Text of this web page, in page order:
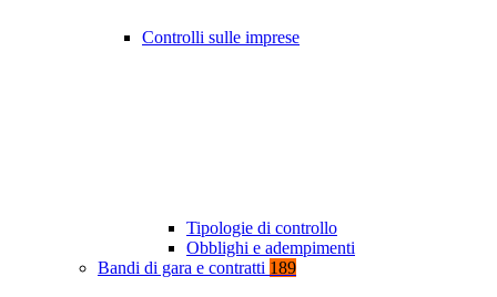
Controlli sulle imprese
Tipologie di controllo
Obblighi e adempimenti
Bandi di gara e contratti 189